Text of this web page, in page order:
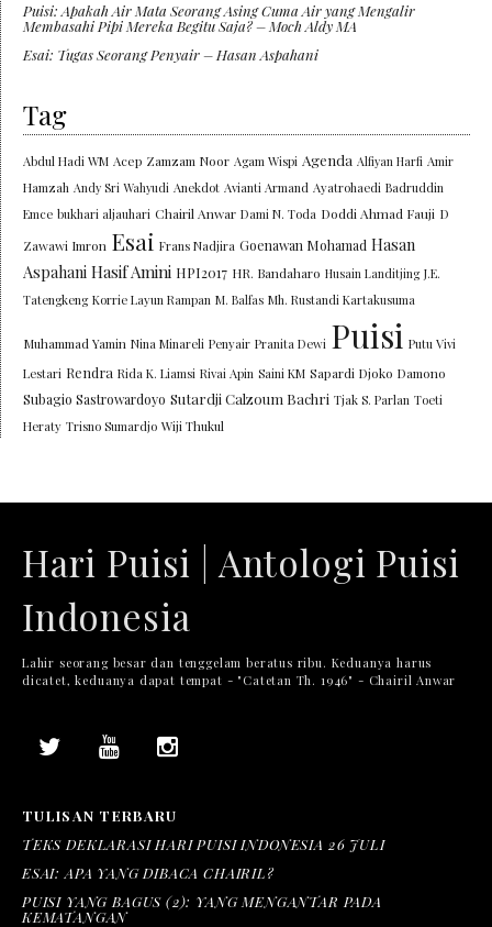
Puisi: Apakah Air Mata Seorang Asing Cuma Air yang Mengalir
Membasahi Pipi Mereka Begitu Saja? – Moch Aldy MA
Esai: Tugas Seorang Penyair – Hasan Aspahani
Tag
Abdul Hadi WM Acep Zamzam Noor Agam Wispi Agenda Alfiyan Harfi Amir
Hamzah Andy Sri Wahyudi Anekdot Avianti Armand Ayatrohaedi Badruddin
Emce bukhari aljauhari Chairil Anwar Dami N. Toda Doddi Ahmad Fauji D
Zawawi Imron Esai Frans Nadjira Goenawan Mohamad Hasan
Aspahani Hasif Amini HPI2017 HR. Bandaharo Husain Landitjing J.E.
Tatengkeng Korrie Layun Rampan M. Balfas Mh. Rustandi Kartakusuma
Muhammad Yamin Nina Minareli Penyair Pranita Dewi Puisi Putu Vivi
Lestari Rendra Rida K. Liamsi Rivai Apin Saini KM Sapardi Djoko Damono
Subagio Sastrowardoyo Sutardji Calzoum Bachri Tjak S. Parlan Toeti
Heraty Trisno Sumardjo Wiji Thukul
Hari Puisi | Antologi Puisi
Indonesia
Lahir seorang besar dan tenggelam beratus ribu. Keduanya harus
dicatet, keduanya dapat tempat - "Catetan Th. 1946" - Chairil Anwar
TULISAN TERBARU
TEKS DEKLARASI HARI PUISI INDONESIA 26 JULI
ESAI: APA YANG DIBACA CHAIRIL?
PUISI YANG BAGUS (2): YANG MENGANTAR PADA
KEMATANGAN